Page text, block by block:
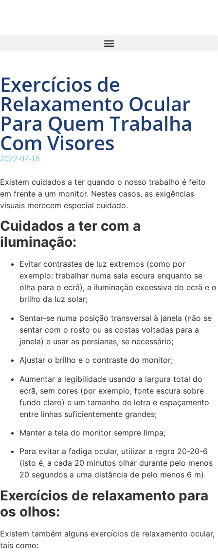
Exercícios de
Relaxamento Ocular
Para Quem Trabalha
Com Visores
2022-07-18
Existem cuidados a ter quando o nosso trabalho é feito
em frente a um monitor. Nestes casos, as exigências
visuais merecem especial cuidado.
Cuidados a ter com a
iluminação:
Evitar contrastes de luz extremos (como por
exemplo: trabalhar numa sala escura enquanto se
olha para o ecrã), a iluminação excessiva do ecrã e o
brilho da luz solar;
Sentar-se numa posição transversal à janela (não se
sentar com o rosto ou as costas voltadas para a
janela) e usar as persianas, se necessário;
Ajustar o brilho e o contraste do monitor;
Aumentar a legibilidade usando a largura total do
ecrã, sem cores (por exemplo, fonte escura sobre
fundo claro) e um tamanho de letra e espaçamento
entre linhas suficientemente grandes;
Manter a tela do monitor sempre limpa;
Para evitar a fadiga ocular, utilizar a regra 20-20-6
(isto é, a cada 20 minutos olhar durante pelo menos
20 segundos a uma distância de pelo menos 6 m).
Exercícios de relaxamento para
os olhos:
Existem também alguns exercícios de relaxamento ocular,
tais como: